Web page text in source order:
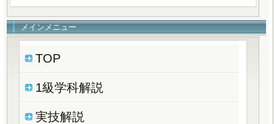
メインメニュー
TOP
1級学科解説
実技解説